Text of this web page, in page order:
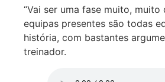
“Vai ser uma fase muito, muito
equipas presentes são todas
história, com bastantes
treinador.